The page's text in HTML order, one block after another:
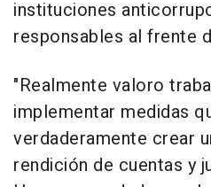
instituciones
responsables al frente
"Realmente valoro
implementar medidas
verdaderamente crear
rendición de cuentas y